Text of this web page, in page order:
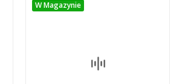
W Magazynie